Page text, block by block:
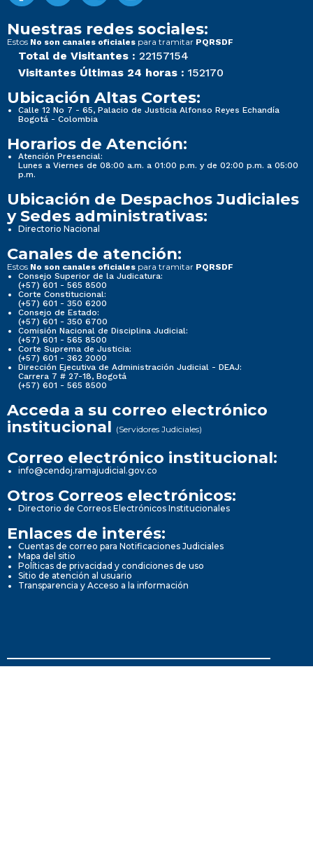
Nuestras redes sociales:
Estos No son canales oficiales para tramitar PQRSDF
Total de Visitantes : 22157154
Visitantes Últimas 24 horas : 152170
Ubicación Altas Cortes:
Calle 12 No 7 - 65, Palacio de Justicia Alfonso Reyes Echandía
Bogotá - Colombia
Horarios de Atención:
Atención Presencial:
Lunes a Viernes de 08:00 a.m. a 01:00 p.m. y de 02:00 p.m. a 05:00
p.m.
Ubicación de Despachos Judiciales
y Sedes administrativas:
Directorio Nacional
Canales de atención:
Estos No son canales oficiales para tramitar PQRSDF
Consejo Superior de la Judicatura:
(+57) 601 - 565 8500
Corte Constitucional:
(+57) 601 - 350 6200
Consejo de Estado:
(+57) 601 - 350 6700
Comisión Nacional de Disciplina Judicial:
(+57) 601 - 565 8500
Corte Suprema de Justicia:
(+57) 601 - 362 2000
Dirección Ejecutiva de Administración Judicial - DEAJ:
Carrera 7 # 27-18, Bogotá
(+57) 601 - 565 8500
Acceda a su correo electrónico
institucional (Servidores Judiciales)
Correo electrónico institucional:
info@cendoj.ramajudicial.gov.co
Otros Correos electrónicos:
Directorio de Correos Electrónicos Institucionales
Enlaces de interés:
Cuentas de correo para Notificaciones Judiciales
Mapa del sitio
Políticas de privacidad y condiciones de uso
Sitio de atención al usuario
Transparencia y Acceso a la información